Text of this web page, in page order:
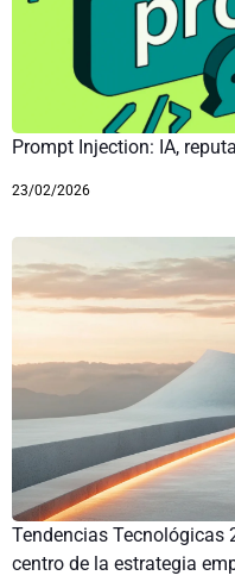
Prompt Injection: IA,
23/02/2026
Tendencias Tecnológicas
centro de la estrategia